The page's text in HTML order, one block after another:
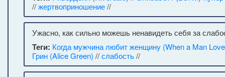
//жертвоприношение//
Ужасно, как сильно можешь ненавидеть себя за
Теги: Когда мужчина любит женщину (When a Man
Грин (Alice Green) //слабость//